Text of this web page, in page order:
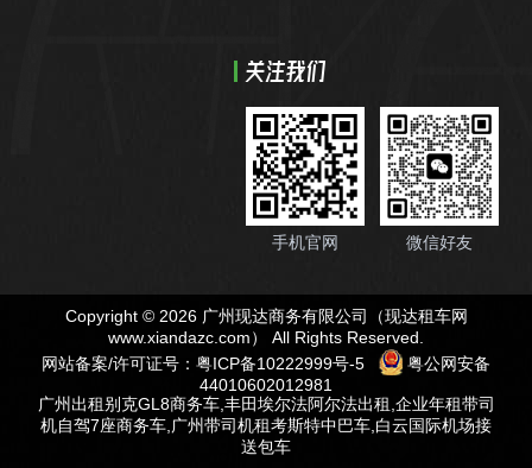
关注我们
手机官网 微信好友
Copyright © 2026 广州现达商务有限公司（现达租车网
www.xiandazc.com） All Rights Reserved.
网站备案/许可证号： 粤ICP备10222999号-5
粤公网安备
44010602012981
广州出租别克GL8商务车, 丰田埃尔法阿尔法出租 企业年租带司
机自驾7座商务车 广州带司机租考斯特中巴车 白云国际机场接
送包车